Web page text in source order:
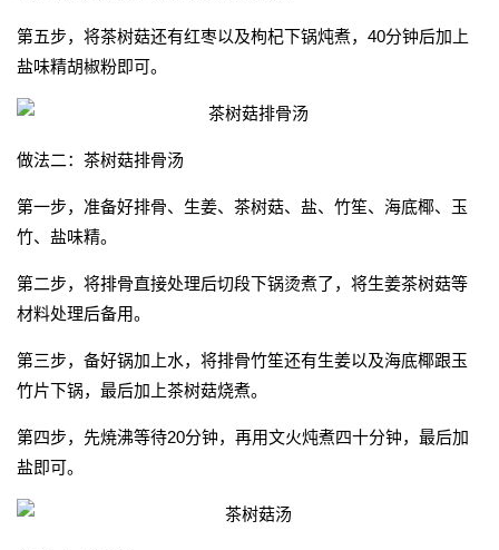
第五步，将茶树菇还有红枣以及枸杞下锅炖煮，40分钟后加上
盐味精胡椒粉即可。
做法二：茶树菇排骨汤
第一步，准备好排骨、生姜、茶树菇、盐、竹笙、海底椰、玉
竹、盐味精。
第二步，将排骨直接处理后切段下锅烫煮了，将生姜茶树菇等
材料处理后备用。
第三步，备好锅加上水，将排骨竹笙还有生姜以及海底椰跟玉
竹片下锅，最后加上茶树菇烧煮。
第四步，先焼沸等待20分钟，再用文火炖煮四十分钟，最后加
盐即可。